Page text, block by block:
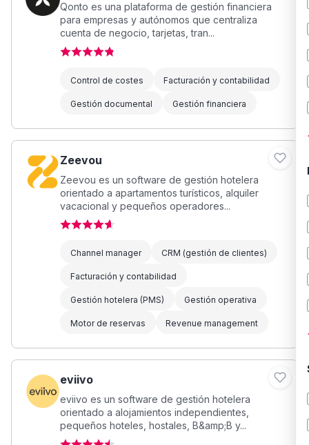
Qonto es una plataforma de gestión financiera
para empresas y autónomos que centraliza
cuenta de negocio, tarjetas, tran...
Control de costes Facturación y contabilidad
Gestión documental Gestión financiera
Zeevou
Zeevou es un software de gestión hotelera
orientado a apartamentos turísticos, alquiler
vacacional y pequeños operadores...
Channel manager CRM (gestión de clientes)
Facturación y contabilidad
Gestión hotelera (PMS) Gestión operativa
Motor de reservas Revenue management
eviivo
eviivo es un software de gestión hotelera
orientado a alojamientos independientes,
pequeños hoteles, hostales, B&amp;B y...